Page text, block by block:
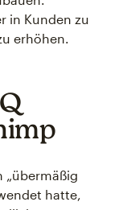
in Kunden zu
erhöhen.
„übermäßig
hatte,